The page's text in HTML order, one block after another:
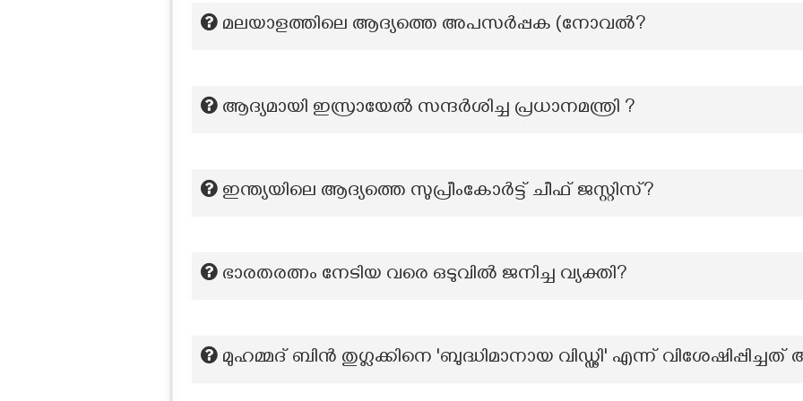
മലയാളത്തിലെ ആദ്യത്തെ അപസര്‍പ്പക (നോവല്‍?
ആദ്യമായി ഇസ്രായേൽ സന്ദർശിച്ച പ്രധാനമന്ത്രി ?
ഇന്ത്യയിലെ ആദ്യത്തെ സുപ്രീംകോർട്ട് ചീഫ് ജസ്റ്റിസ്?
ഭാരതരത്നം നേടിയ വരെ ഒടുവിൽ ജനിച്ച വ്യക്തി?
മുഹമ്മദ് ബിൻ തുഗ്ലക്കിനെ 'ബുദ്ധിമാനായ വിഡ്ഢി' എന്ന്